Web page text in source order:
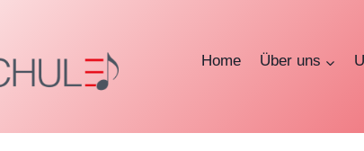
Home Über uns